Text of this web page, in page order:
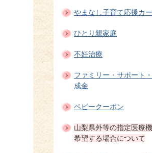
やまなし子育て応援カ
ひとり親家庭
不妊治療
ファミリー・サポート
成金
ベビークーポン
山梨県外等の指定医療
希望する場合について